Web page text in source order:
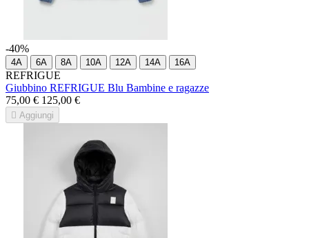
-40%
4A 6A 8A 10A 12A 14A 16A
REFRIGUE
Giubbino REFRIGUE Blu Bambine e ragazze
75,00 € 125,00 €
 Aggiungi